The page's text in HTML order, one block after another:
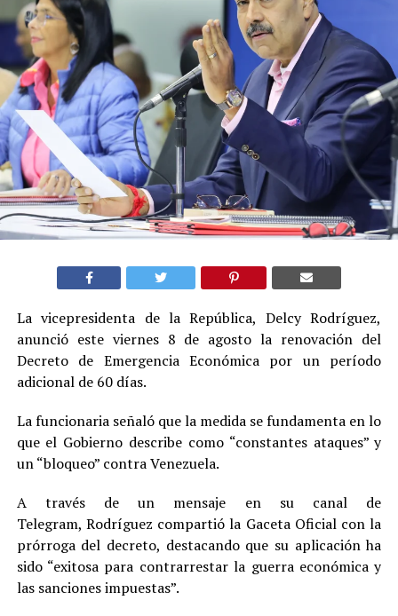
La vicepresidenta de la República, Delcy Rodríguez,
anunció este viernes 8 de agosto la renovación del
Decreto de Emergencia Económica por un período
adicional de 60 días.
La funcionaria señaló que la medida se fundamenta en lo
que el Gobierno describe como “constantes ataques” y
un “bloqueo” contra Venezuela.
A través de un mensaje en su canal de
Telegram, Rodríguez compartió la Gaceta Oficial con la
prórroga del decreto, destacando que su aplicación ha
sido “exitosa para contrarrestar la guerra económica y
las sanciones impuestas”.